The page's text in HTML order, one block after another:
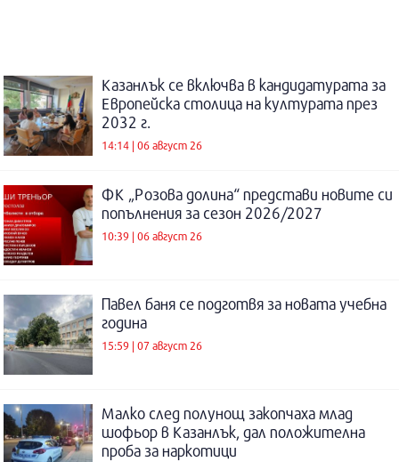
Казанлък се включва в кандидатурата за
Европейска столица на културата през
2032 г.
14:14 | 06 август 26
ФК „Розова долина“ представи новите си
попълнения за сезон 2026/2027
10:39 | 06 август 26
Павел баня се подготвя за новата учебна
година
15:59 | 07 август 26
Малко след полунощ закопчаха млад
шофьор в Казанлък, дал положителна
проба за наркотици